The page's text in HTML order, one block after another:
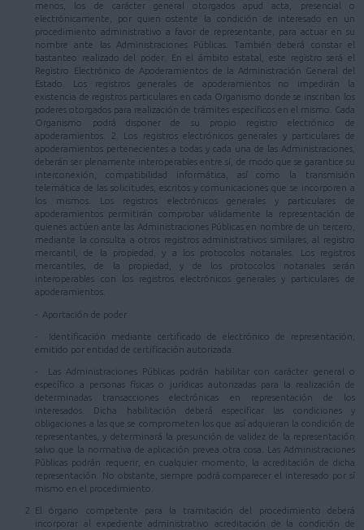
menos, los de carácter general otorgados apud acta, presencial o
electrónicamente, por quien ostente la condición de interesado en un
procedimiento administrativo a favor de representante, para actuar en su
nombre ante las Administraciones Públicas. También deberá constar el
bastanteo realizado del poder. En el ámbito estatal, este registro será el
Registro Electrónico de Apoderamientos de la Administración General del
Estado. Los registros generales de apoderamientos no impedirán la
existencia de registros particulares en cada Organismo donde se inscriban los
poderes otorgados para realización de trámites específicos en el mismo. Cada
Organismo podrá disponer de su propio registro electrónico de
apoderamientos. 2. Los registros electrónicos generales y particulares de
apoderamientos pertenecientes a todas y cada una de las Administraciones,
deberán ser plenamente interoperables entre sí, de modo que se garantice su
interconexión, compatibilidad informática, así como la transmisión
telemática de las solicitudes, escritos y comunicaciones que se incorporen a
los mismos. Los registros electrónicos generales y particulares de
apoderamientos permitirán comprobar válidamente la representación de
quienes actúen ante las Administraciones Públicas en nombre de un tercero,
mediante la consulta a otros registros administrativos similares, al registro
mercantil, de la propiedad, y a los protocolos notariales. Los registros
mercantiles, de la propiedad, y de los protocolos notariales serán
interoperables con los registros electrónicos generales y particulares de
apoderamientos.
- Aportación de poder
- Identificación mediante certificado de electrónico de representación,
emitido por entidad de certificación autorizada.
- Las Administraciones Públicas podrán habilitar con carácter general o
específico a personas físicas o jurídicas autorizadas para la realización de
determinadas transacciones electrónicas en representación de los
interesados. Dicha habilitación deberá especificar las condiciones y
obligaciones a las que se comprometen los que así adquieran la condición de
representantes, y determinará la presunción de validez de la representación
salvo que la normativa de aplicación prevea otra cosa. Las Administraciones
Públicas podrán requerir, en cualquier momento, la acreditación de dicha
representación. No obstante, siempre podrá comparecer el interesado por sí
mismo en el procedimiento.
El órgano competente para la tramitación del procedimiento deberá
incorporar al expediente administrativo acreditación de la condición de